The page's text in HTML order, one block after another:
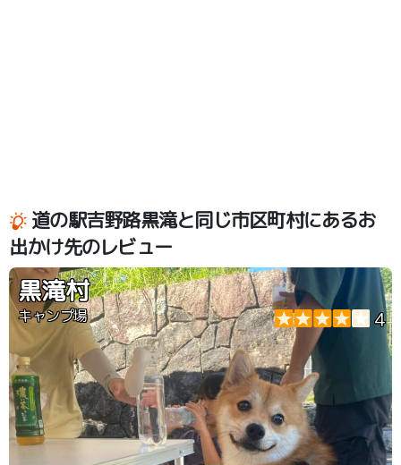
道の駅吉野路黒滝と同じ市区町村にあるお
出かけ先のレビュー
黒滝村
キャンプ場 4